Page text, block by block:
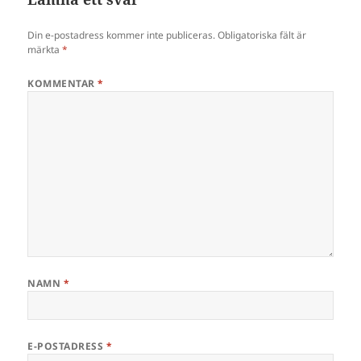
Din e-postadress kommer inte publiceras. Obligatoriska fält är
märkta*
KOMMENTAR*
NAMN *
E-POSTADRESS *